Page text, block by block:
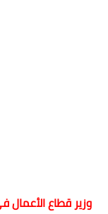
وزير قطاع الأعمال